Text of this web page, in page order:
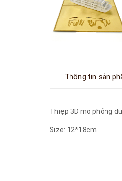
Thông tin sản
Thiệp 3D mô phỏng
Size: 12*18cm